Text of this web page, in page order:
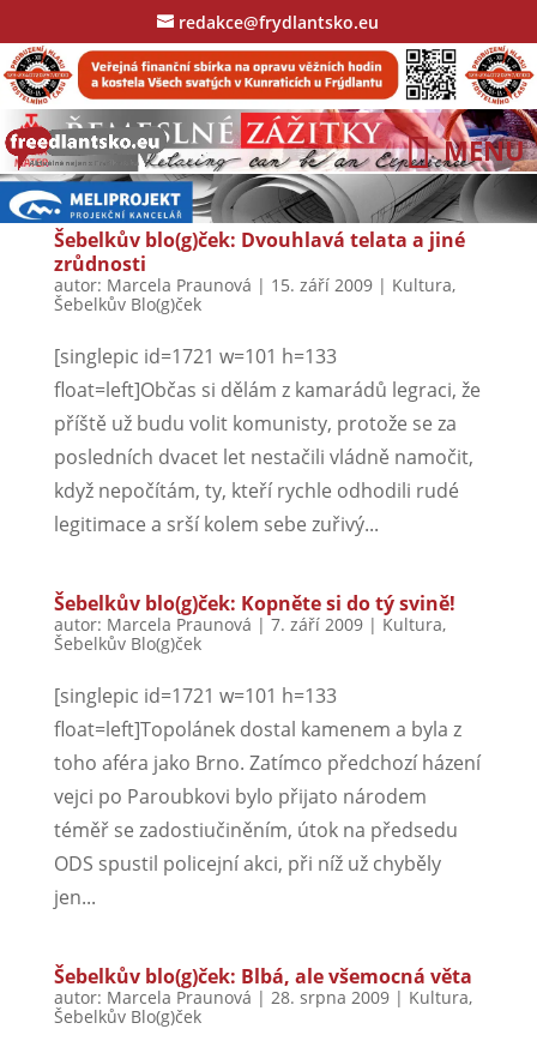
redakce@frydlantsko.eu
Šebelkův blo(g)ček: Dvouhlavá telata a jiné
zrůdnosti
autor: Marcela Praunová | 15. září 2009| Kultura,
Šebelkův Blo(g)ček
[singlepic id=1721 w=101 h=133
float=left]Občas si dělám z kamarádů legraci, že
příště už budu volit komunisty, protože se za
posledních dvacet let nestačili vládně namočit,
když nepočítám, ty, kteří rychle odhodili rudé
legitimace a srší kolem sebe zuřivý...
Šebelkův blo(g)ček: Kopněte si do tý svině!
autor: Marcela Praunová | 7. září 2009| Kultura,
Šebelkův Blo(g)ček
[singlepic id=1721 w=101 h=133
float=left]Topolánek dostal kamenem a byla z
toho aféra jako Brno. Zatímco předchozí házení
vejci po Paroubkovi bylo přijato národem
téměř se zadostiučiněním, útok na předsedu
ODS spustil policejní akci, při níž už chyběly
jen...
Šebelkův blo(g)ček: Blbá, ale všemocná věta
autor: Marcela Praunová | 28. srpna 2009| Kultura,
Šebelkův Blo(g)ček